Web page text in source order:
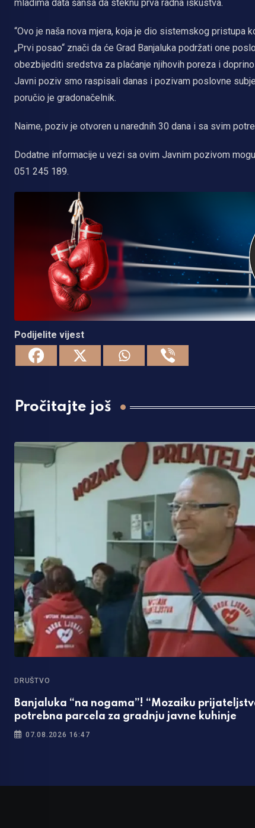
mladima data šansa da steknu prva radna iskustva.
“Ovo je naša nova mjera, koja je dio sistemskog pristupa
„Prvi posao“ znači da će Grad Banjaluka podržati one
obezbijediti sredstva za plaćanje njihovih poreza i
Javni poziv smo raspisali danas i pozivam poslovne
poručio je gradonačelnik.
Naime, poziv je otvoren u narednih 30 dana i sa svim
Dodatne informacije u vezi sa ovim Javnim pozivom
051 245 189.
Podijelite vijest
Pročitajte još
DRUŠTVO
Banjaluka “na nogama”! “Mozaiku
potrebna parcela za gradnju javne kuhinje
07.08.2026 16:47